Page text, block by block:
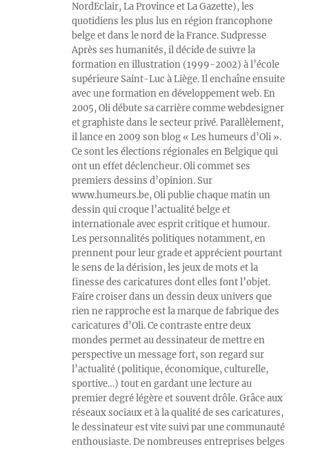
NordEclair, La Province et La Gazette), les
quotidiens les plus lus en région francophone
belge et dans le nord de la France. Sudpresse
Après ses humanités, il décide de suivre la
formation en illustration (1999-2002) à l’école
supérieure Saint-Luc à Liège. Il enchaîne ensuite
avec une formation en développement web. En
2005, Oli débute sa carrière comme webdesigner
et graphiste dans le secteur privé. Parallèlement,
il lance en 2009 son blog « Les humeurs d’Oli ».
Ce sont les élections régionales en Belgique qui
ont un effet déclencheur. Oli commet ses
premiers dessins d’opinion. Sur
www.humeurs.be, Oli publie chaque matin un
dessin qui croque l’actualité belge et
internationale avec esprit critique et humour.
Les personnalités politiques notamment, en
prennent pour leur grade et apprécient pourtant
le sens de la dérision, les jeux de mots et la
finesse des caricatures dont elles font l’objet.
Faire croiser dans un dessin deux univers que
rien ne rapproche est la marque de fabrique des
caricatures d’Oli. Ce contraste entre deux
mondes permet au dessinateur de mettre en
perspective un message fort, son regard sur
l’actualité (politique, économique, culturelle,
sportive…) tout en gardant une lecture au
premier degré légère et souvent drôle. Grâce aux
réseaux sociaux et à la qualité de ses caricatures,
le dessinateur est vite suivi par une communauté
enthousiaste. De nombreuses entreprises belges